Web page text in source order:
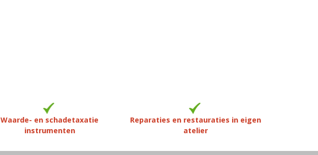
Waarde- en schadetaxatie
instrumenten
Reparaties en restauraties in eigen
atelier